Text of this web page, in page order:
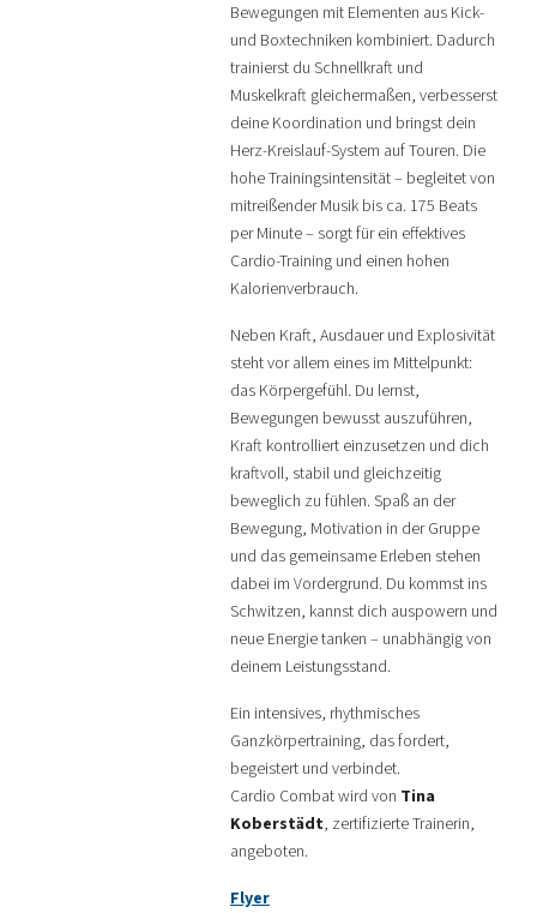
Bewegungen mit Elementen aus Kick-
und Boxtechniken kombiniert. Dadurch
trainierst du Schnellkraft und
Muskelkraft gleichermaßen, verbesserst
deine Koordination und bringst dein
Herz-Kreislauf-System auf Touren. Die
hohe Trainingsintensität – begleitet von
mitreißender Musik bis ca. 175 Beats
per Minute – sorgt für ein effektives
Cardio-Training und einen hohen
Kalorienverbrauch.
Neben Kraft, Ausdauer und Explosivität
steht vor allem eines im Mittelpunkt:
das Körpergefühl. Du lernst,
Bewegungen bewusst auszuführen,
Kraft kontrolliert einzusetzen und dich
kraftvoll, stabil und gleichzeitig
beweglich zu fühlen. Spaß an der
Bewegung, Motivation in der Gruppe
und das gemeinsame Erleben stehen
dabei im Vordergrund. Du kommst ins
Schwitzen, kannst dich auspowern und
neue Energie tanken – unabhängig von
deinem Leistungsstand.
Ein intensives, rhythmisches
Ganzkörpertraining, das fordert,
begeistert und verbindet.
Cardio Combat wird von Tina
Koberstädt, zertifizierte Trainerin,
angeboten.
Flyer